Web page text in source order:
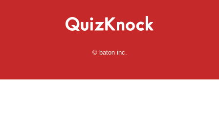
© baton inc.